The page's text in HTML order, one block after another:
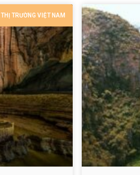
THỊ TRƯỜNG VIỆT NAM